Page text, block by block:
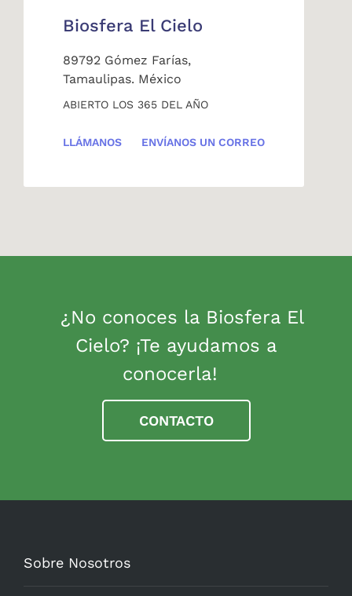
Biosfera El Cielo
89792 Gómez Farías,
Tamaulipas. México
ABIERTO LOS 365 DEL AÑO
LLÁMANOS ENVÍANOS UN CORREO
¿No conoces la Biosfera El
Cielo? ¡Te ayudamos a
conocerla!
CONTACTO
Sobre Nosotros